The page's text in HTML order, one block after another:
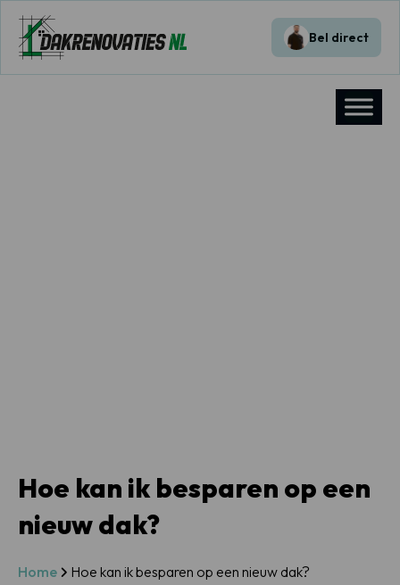
Bel direct
Hoe kan ik besparen op een
nieuw dak?
Home Hoe kan ik besparen op een nieuw dak?